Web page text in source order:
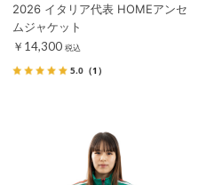
2026 イタリア代表 HOMEアンセ
ムジャケット
￥14,300 税込
5.0 （1）